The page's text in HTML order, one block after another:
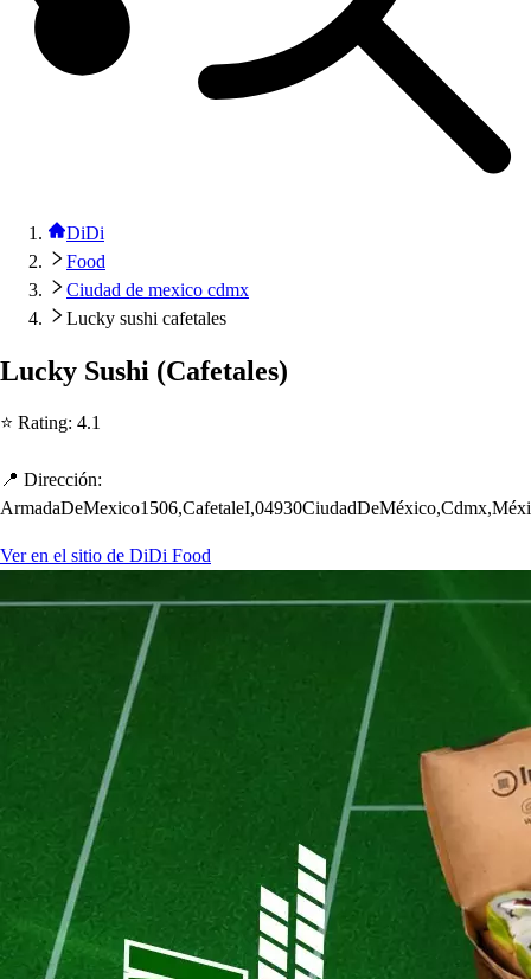
DiDi
Food
Ciudad de mexico cdmx
Lucky sushi cafetales
Lucky Sushi (Cafetales)
⭐ Rating: 4.1
📍 Dirección:
ArmadaDeMexico1506,Cafet
Ver en el sitio de DiDi Food